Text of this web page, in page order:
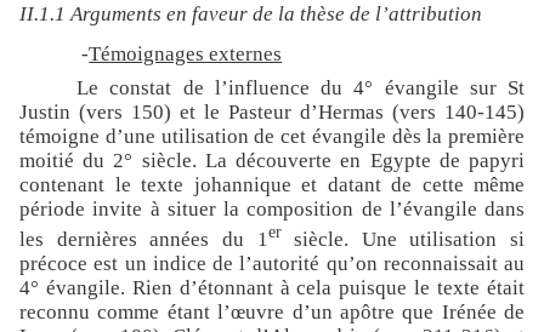
II.1.1 Arguments en faveur de la thèse de l’attribution
-Témoignages externes
Le constat de l’influence du 4° évangile sur St
Justin (vers 150) et le Pasteur d’Hermas (vers 140-145)
témoigne d’une utilisation de cet évangile dès la première
moitié du 2° siècle. La découverte en Egypte de papyri
contenant le texte johannique et datant de cette même
période invite à situer la composition de l’évangile dans
les dernières années du 1ersiècle. Une utilisation si
précoce est un indice de l’autorité qu’on reconnaissait au
4° évangile. Rien d’étonnant à cela puisque le texte était
reconnu comme étant l’œuvre d’un apôtre que Irénée de